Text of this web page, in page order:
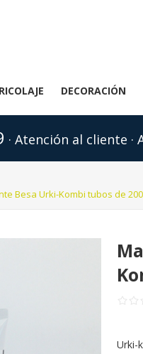
DECORACIÓN
· Atención al cliente
Besa Urki-Kombi tubos de
Urki-